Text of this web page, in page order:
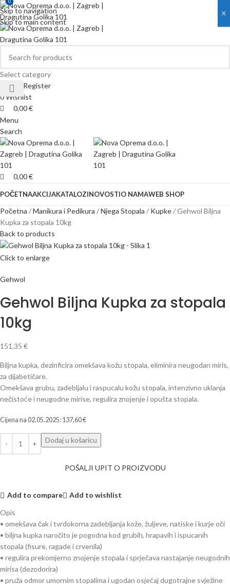
Skip to navigation
Skip to main content
Select category
Login / Register
0 Wishlist
0
0,00€
Menu
Search
0
0,00€
POČETNAAKCIJAKATALOZINOVOSTIO NAMAWEB SHOP
Početna Manikura i Pedikura Njega Stopala Kupke
Gehwol Biljna
Kupka za stopala 10kg
Back to products
Click to enlarge
Gehwol
Gehwol Biljna Kupka za stopala
10kg
151,35 €
Biljna kupka, dezinficira omekšava kožu stopala, eliminira neugodan miris,
za dijabetičare.
Omekšava grubu, zadebljalu i raspucalu kožu stopala, intenzivno uklanja
nečistoće i neugodne mirise, regulira znojenje i opušta stopala.
Cijena na 02.05.2025: 137,60€
Dodaj u košaricu
POŠALJI UPIT O PROIZVODU
Add to compare
Add to wishlist
Opis
• omekšava čak i tvrdokorna zadebljanja kože, žuljeve, natiske i kurje oči
• biljna kupka naročito je pogodna kod grubih, hrapavih i ispucanih
stopala (fisure, ragade i crvenila)
• regulira prekomjerno znojenje stopala i sprječava nastajanje neugodnih
mirisa (dezodorira)
• pruža odmor umornim stopalima i ugodan osjećaj dugotrajne svježine
X